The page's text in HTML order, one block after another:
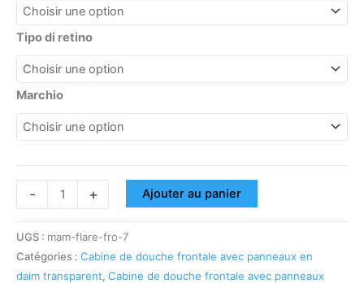
Tipo di retino
Marchio
- + Ajouter au panier
UGS : mam-flare-fro-7
Catégories : Cabine de douche frontale avec panneaux en
daim transparent, Cabine de douche frontale avec panneaux